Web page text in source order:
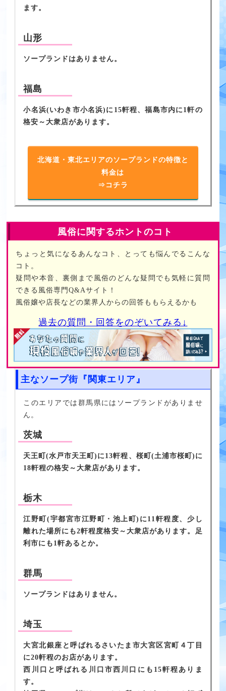
ます。
山形
ソープランドはありません。
福島
小名浜(いわき市小名浜)に15軒程、福島市内に1軒の
格安～大衆店があります。
北海道・東北エリアのソープランドの特徴と
料金は
⇒コチラ
風俗に関するホントのコト
ちょっと気になるあんなコト、とっても悩んでるこんな
コト。
疑問や本音、裏側まで風俗のどんな疑問でも気軽に質問
できる風俗専門Q&Aサイト！
風俗嬢や店長などの業界人からの回答ももらえるかも
過去の質問・回答をのぞいてみる↓
主なソープ街『関東エリア』
このエリアでは群馬県にはソープランドがありませ
ん。
茨城
天王町(水戸市天王町)に13軒程、桜町(土浦市桜町)に
18軒程の格安～大衆店があります。
栃木
江野町(宇都宮市江野町・池上町)に11軒程度、少し
離れた場所にも2軒程度格安～大衆店があります。足
利市にも1軒あるとか。
群馬
ソープランドはありません。
埼玉
大宮北銀座と呼ばれるさいたま市大宮区宮町４丁目
に20軒程のお店があります。
西川口と呼ばれる川口市西川口にも15軒程ありま
す。